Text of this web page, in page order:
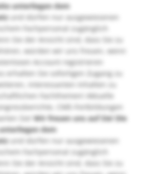
unterliegen dem
und dürfen nur ausgewiesenen
Fachpersonal zugänglich
Sie der Ansicht sind, dass Sie zu
würden wir uns freuen, wenn
Account registrieren
erhalten Sie sofortigen Zugang zu
interessanten Inhalten zu
Fachthemen! Aktuelle
CME-Fortbildungen
Sie!Wir freuen uns auf Sie! Die
dem
und dürfen nur ausgewiesenen
Fachpersonal zugänglich
Sie der Ansicht sind, dass Sie zu